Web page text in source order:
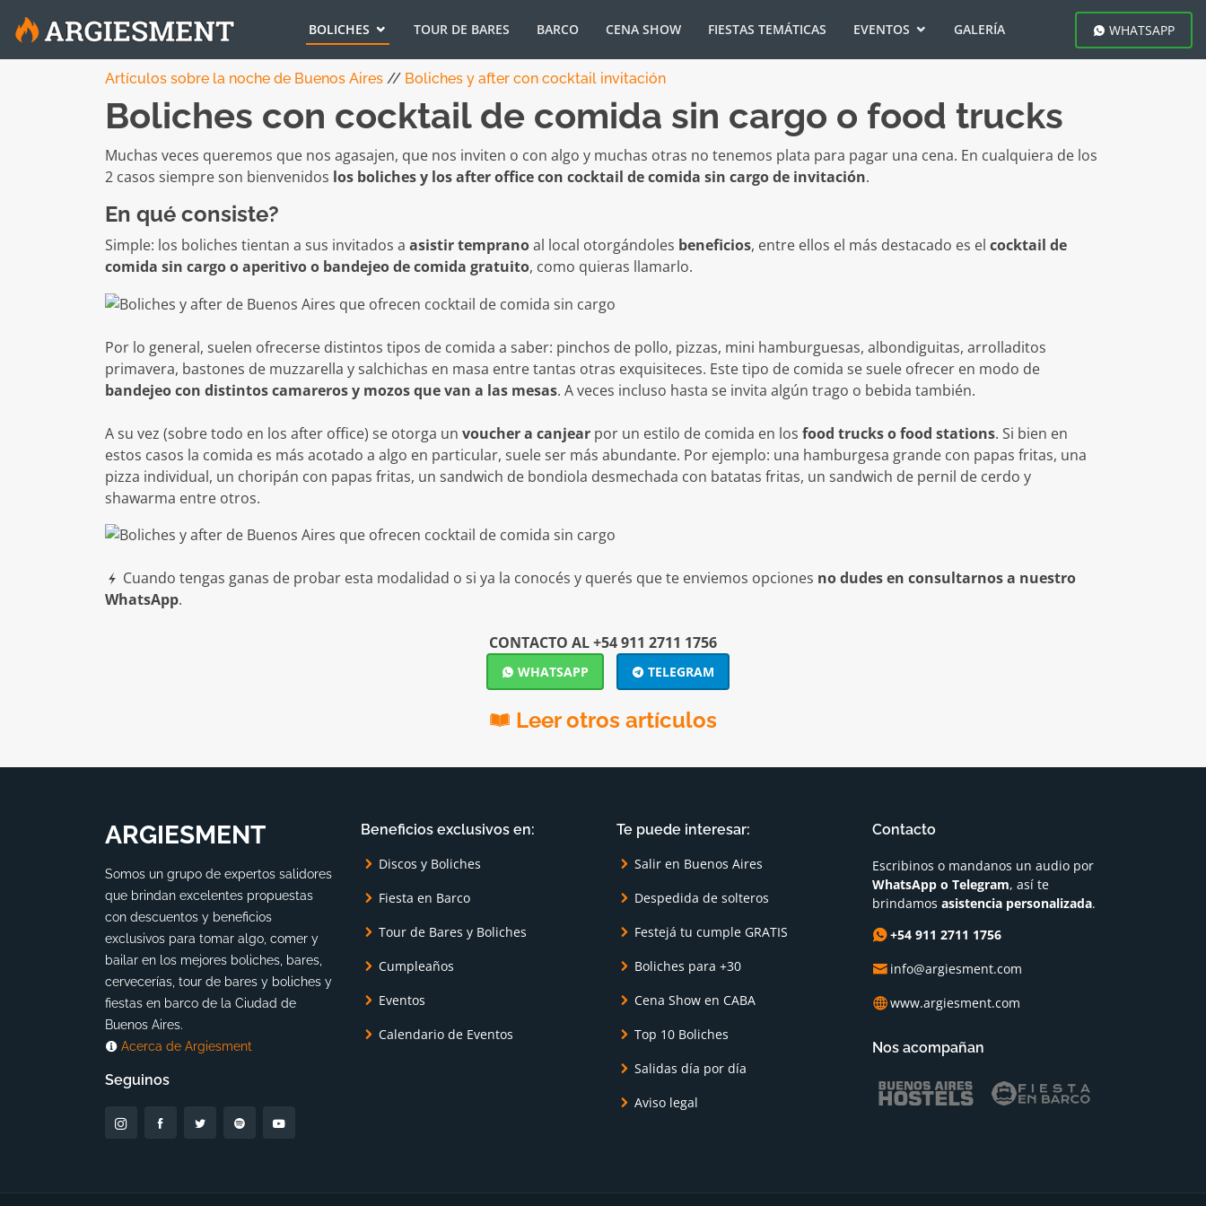
BOLICHES TOUR DE BARES BARCO CENA SHOW FIESTAS TEMÁTICAS EVENTOS GALERÍA WHATSAPP
Artículos sobre la noche de Buenos Aires // Boliches y after con cocktail invitación
Boliches con cocktail de comida sin cargo o food trucks
Muchas veces queremos que nos agasajen, que nos inviten o con algo y muchas otras no tenemos plata para pagar una cena. En cualquiera de los
2 casos siempre son bienvenidos los boliches y los after office con cocktail de comida sin cargo de invitación.
En qué consiste?
Simple: los boliches tientan a sus invitados a asistir tempranoal local otorgándoles beneficios, entre ellos el más destacado es el cocktail de
comida sin cargo o aperitivo o bandejeo de comida gratuito, como quieras llamarlo.
Por lo general, suelen ofrecerse distintos tipos de comida a saber: pinchos de pollo, pizzas, mini hamburguesas, albondiguitas, arrolladitos
primavera, bastones de muzzarella y salchichas en masa entre tantas otras exquisiteces. Este tipo de comida se suele ofrecer en modo de
bandejeo con distintos camareros y mozos que van a las mesas. A veces incluso hasta se invita algún trago o bebida también.
A su vez (sobre todo en los after office) se otorga un voucher a canjear por un estilo de comida en los food trucks o food stations. Si bien en
estos casos la comida es más acotado a algo en particular, suele ser más abundante. Por ejemplo: una hamburgesa grande con papas fritas, una
pizza individual, un choripán con papas fritas, un sandwich de bondiola desmechada con batatas fritas, un sandwich de pernil de cerdo y
shawarma entre otros.
Cuando tengas ganas de probar esta modalidad o si ya la conocés y querés que te enviemos opciones no dudes en consultarnos a nuestro
WhatsApp.
CONTACTO AL +54 911 2711 1756
WHATSAPP TELEGRAM
Leer otros artículos
ARGIESMENT
Somos un grupo de expertos salidores
que brindan excelentes propuestas
con descuentos y beneficios
exclusivos para tomar algo, comer y
bailar en los mejores boliches, bares,
cervecerías, tour de bares y boliches y
fiestas en barco de la Ciudad de
Buenos Aires.
Acerca de Argiesment
Seguinos
Beneficios exclusivos en:
Discos y Boliches
Fiesta en Barco
Tour de Bares y Boliches
Cumpleaños
Eventos
Calendario de Eventos
Te puede interesar:
Salir en Buenos Aires
Despedida de solteros
Festejá tu cumple GRATIS
Boliches para +30
Cena Show en CABA
Top 10 Boliches
Salidas día por día
Aviso legal
Contacto
Escribinos o mandanos un audio por
WhatsApp o Telegram, así te
brindamos asistencia personalizada.
+54 911 2711 1756
info@argiesment.com
www.argiesment.com
Nos acompañan